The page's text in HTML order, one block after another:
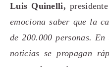
Luis Quinelli,
emociona saber que la
de 200.000 personas.
noticias se propagan